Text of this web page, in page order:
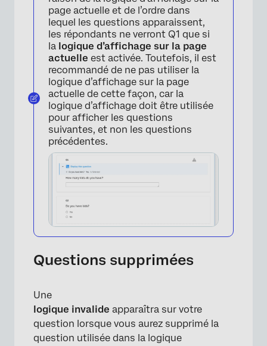
page actuelle et de l’ordre dans
lequel les questions apparaissent,
les répondants ne verront Q1 que si
la logique d’affichage sur la page
actuelle est activée. Toutefois, il est
recommandé de ne pas utiliser la
logique d’affichage sur la page
actuelle de cette façon, car la
logique d’affichage doit être utilisée
pour afficher les questions
suivantes, et non les questions
précédentes.
Questions supprimées
Une
logique invalide apparaîtra sur votre
question lorsque vous aurez supprimé la
question utilisée dans la logique